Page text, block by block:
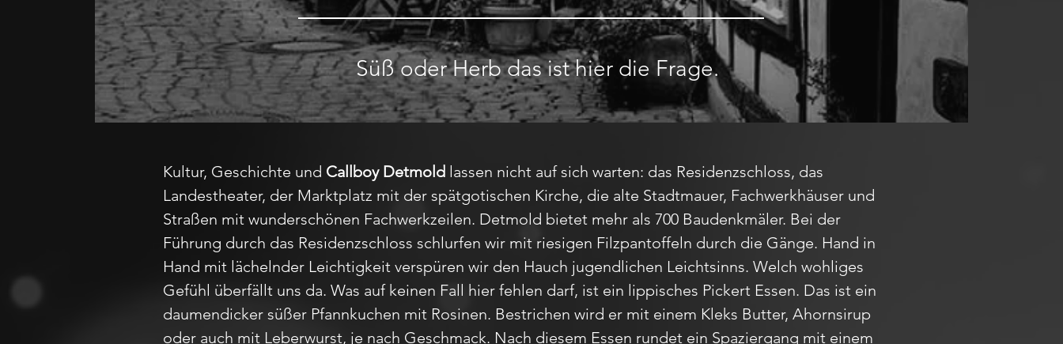
Süß oder Herb das ist hier die Frage.
Kultur, Geschichte und Callboy Detmold lassen nicht auf sich warten: das Residenzschloss, das
Landestheater, der Marktplatz mit der spätgotischen Kirche, die alte Stadtmauer, Fachwerkhäuser und
Straßen mit wunderschönen Fachwerkzeilen. Detmold bietet mehr als 700 Baudenkmäler. Bei der
Führung durch das Residenzschloss schlurfen wir mit riesigen Filzpantoffeln durch die Gänge. Hand in
Hand mit lächelnder Leichtigkeit verspüren wir den Hauch jugendlichen Leichtsinns. Welch wohliges
Gefühl überfällt uns da. Was auf keinen Fall hier fehlen darf, ist ein lippisches Pickert Essen. Das ist ein
daumendicker süßer Pfannkuchen mit Rosinen. Bestrichen wird er mit einem Kleks Butter, Ahornsirup
oder auch mit Leberwurst, je nach Geschmack. Nach diesem Essen rundet ein Spaziergang mit einem